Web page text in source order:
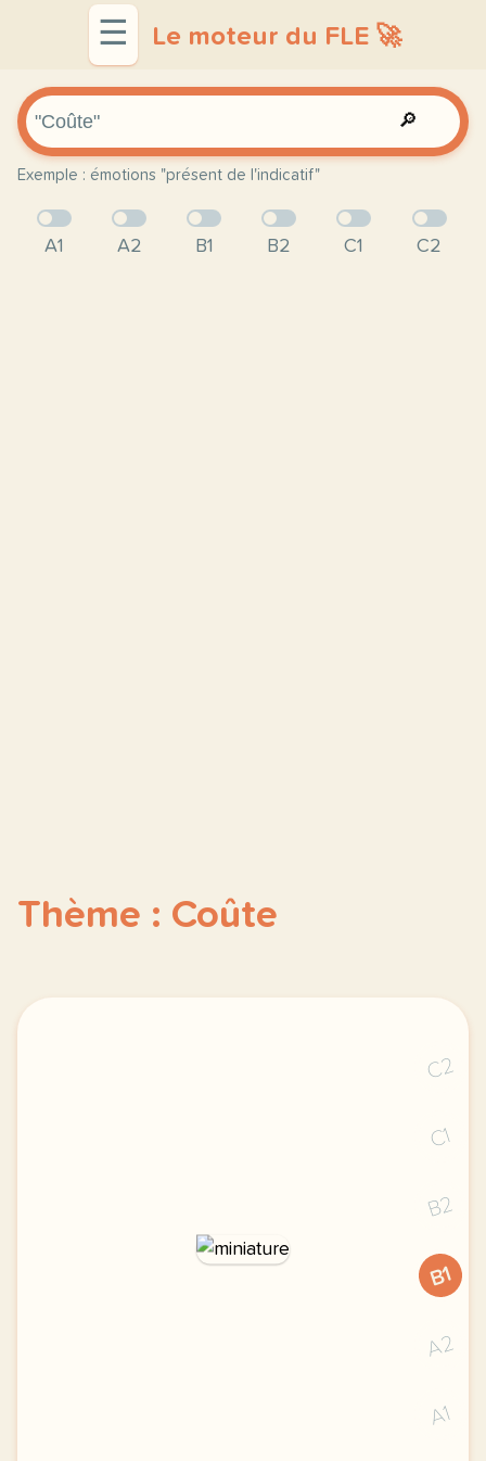
☰ Le moteur du FLE 🚀
🔎
Exemple : émotions "présent de l'indicatif"
A1 A2 B1 B2 C1 C2
Thème : Coûte
C2
C1
B2
B1
A2
A1